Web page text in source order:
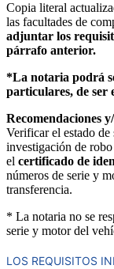
Copia literal
las facultades de
adjuntar los
párrafo anterior.
*La notaria podrá
particulares, de ser
Recomendaciones
Verificar el estado
investigación de
el certificado de
números de serie y
transferencia.
* La notaria no se
serie y motor del
LOS REQUISITOS